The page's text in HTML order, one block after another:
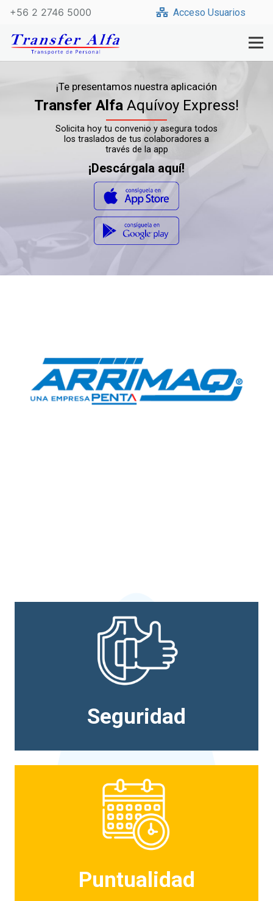
+56 2 2746 5000 Acceso Usuarios
¡Te presentamos nuestra aplicación
Transfer Alfa Aquívoy Express!
Solicita hoy tu convenio y asegura todos
los traslados de tus colaboradores a
través de la app
¡Descárgala aquí!
Seguridad
Puntualidad